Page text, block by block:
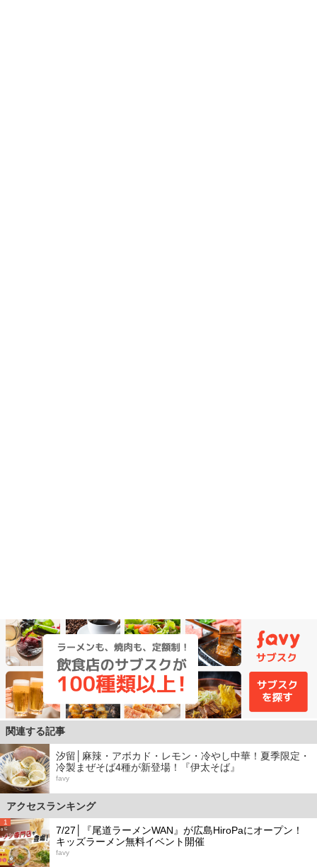
関連する記事
汐留│麻辣・アボカド・レモン・冷やし中華！夏季限定・
冷製まぜそば4種が新登場！『伊太そば』
favy
アクセスランキング
1
7/27│『尾道ラーメンWAN』が広島HiroPaにオープン！
キッズラーメン無料イベント開催
favy